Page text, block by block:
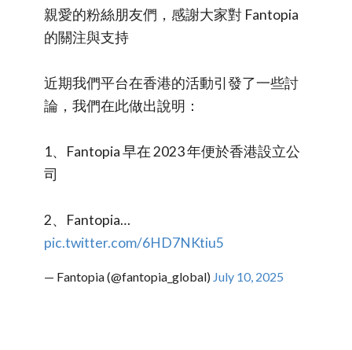
親愛的粉絲朋友們，感謝大家對 Fantopia
的關注與支持
近期我們平台在香港的活動引發了一些討
論，我們在此做出說明：
1、Fantopia 早在 2023 年便於香港設立公
司
2、Fantopia…
pic.twitter.com/6HD7NKtiu5
— Fantopia (@fantopia_global) July 10, 2025